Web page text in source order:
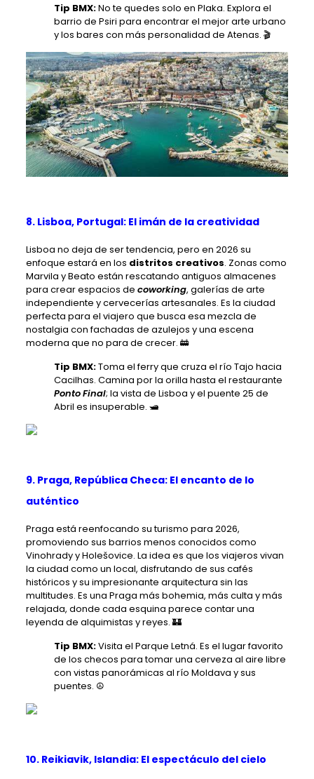
Tip BMX:No te quedes solo en Plaka. Explora el
barrio de Psiri para encontrar el mejor arte urbano
y los bares con más personalidad de Atenas. 🎬
8. Lisboa, Portugal: El imán de la creatividad
Lisboa no deja de ser tendencia, pero en 2026 su
enfoque estará en los distritos creativos. Zonas como
Marvila y Beato están rescatando antiguos almacenes
para crear espacios de coworking, galerías de arte
independiente y cervecerías artesanales. Es la ciudad
perfecta para el viajero que busca esa mezcla de
nostalgia con fachadas de azulejos y una escena
moderna que no para de crecer. 🚋
Tip BMX:Toma el ferry que cruza el río Tajo hacia
Cacilhas. Camina por la orilla hasta el restaurante
Ponto Final; la vista de Lisboa y el puente 25 de
Abril es insuperable. 🛥️
9. Praga, República Checa: El encanto de lo
auténtico
Praga está reenfocando su turismo para 2026,
promoviendo sus barrios menos conocidos como
Vinohrady y Holešovice. La idea es que los viajeros vivan
la ciudad como un local, disfrutando de sus cafés
históricos y su impresionante arquitectura sin las
multitudes. Es una Praga más bohemia, más culta y más
relajada, donde cada esquina parece contar una
leyenda de alquimistas y reyes. 🏰
Tip BMX:Visita el Parque Letná. Es el lugar favorito
de los checos para tomar una cerveza al aire libre
con vistas panorámicas al río Moldava y sus
puentes. ☮️
10. Reikiavik, Islandia: El espectáculo del cielo